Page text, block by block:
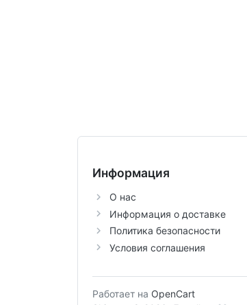
Информация
О нас
Информация о доставке
Политика безопасности
Условия соглашения
Работает на OpenCart